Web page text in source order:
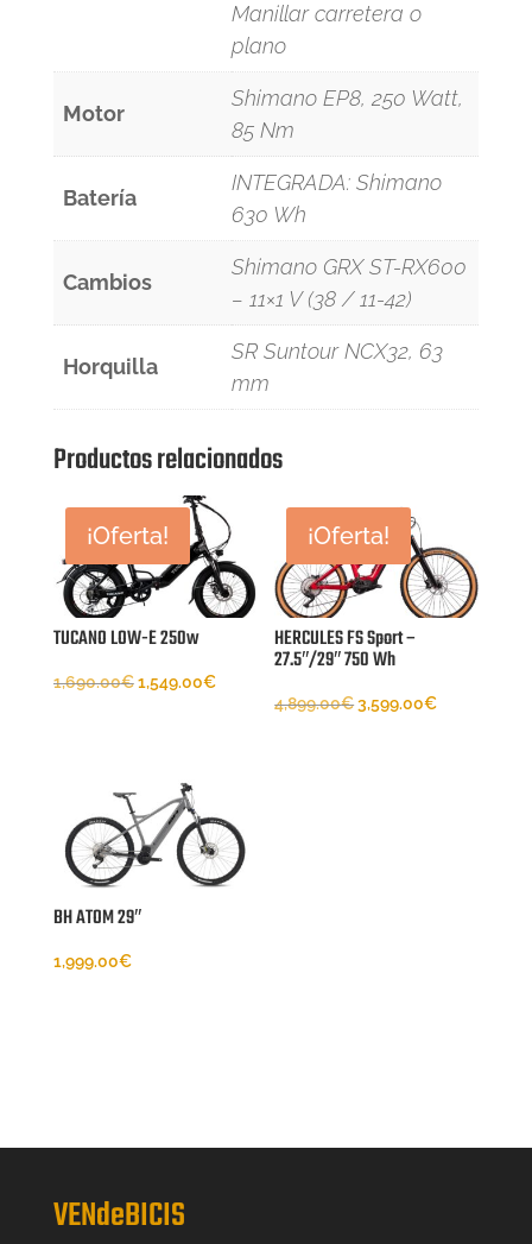
Manillar carretera o
plano
Motor
Shimano EP8, 250 Watt,
85 Nm
Batería
INTEGRADA: Shimano
630 Wh
Cambios
Shimano GRX ST-RX600
– 11×1 V (38 / 11-42)
Horquilla
SR Suntour NCX32, 63
mm
Productos relacionados
¡Oferta!
TUCANO LOW-E 250w
1,690.00€ El
era:
1,690.00€.
1,549.00€El
1,549.00€.
¡Oferta!
HERCULES FS Sport –
27.5″/29″ 750 Wh
4,899.00€El
3,599.00€El
BH ATOM 29″
1,999.00€
VENdeBICIS